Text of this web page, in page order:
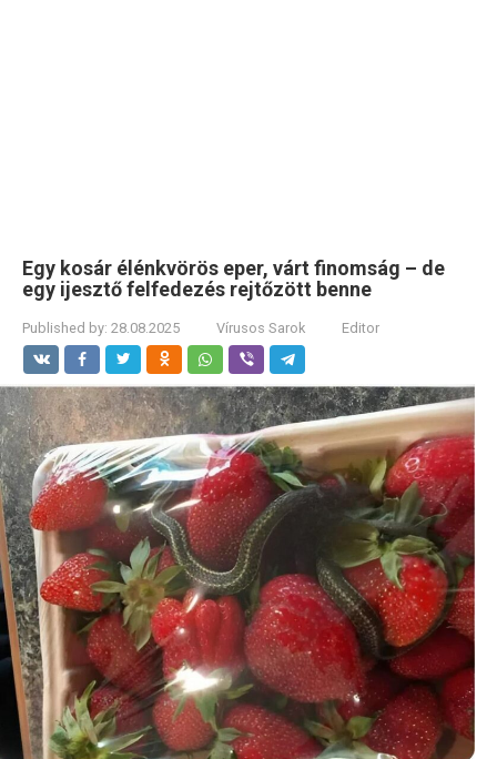
Egy kosár élénkvörös eper, várt finomság – de
egy ijesztő felfedezés rejtőzött benne
Published by: 28.08.2025 Vírusos Sarok Editor